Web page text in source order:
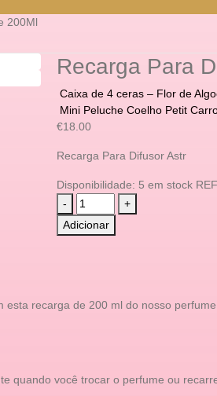
200Ml
Recarga Para
Caixa de 4 ceras – Flor de
Mini Peluche Coelho Petit
€18.00
Recarga Para Difusor Astr
Disponibilidade: 5 em stock
-
+
Adicionar
recarga de 200 ml do nosso
quando você trocar o perfume ou